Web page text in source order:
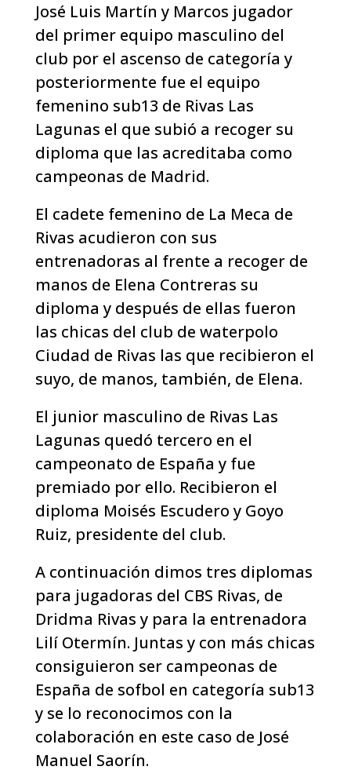
José Luis Martín y Marcos jugador
del primer equipo masculino del
club por el ascenso de categoría y
posteriormente fue el equipo
femenino sub13 de Rivas Las
Lagunas el que subió a recoger su
diploma que las acreditaba como
campeonas de Madrid.
El cadete femenino de La Meca de
Rivas acudieron con sus
entrenadoras al frente a recoger de
manos de Elena Contreras su
diploma y después de ellas fueron
las chicas del club de waterpolo
Ciudad de Rivas las que recibieron el
suyo, de manos, también, de Elena.
El junior masculino de Rivas Las
Lagunas quedó tercero en el
campeonato de España y fue
premiado por ello. Recibieron el
diploma Moisés Escudero y Goyo
Ruiz, presidente del club.
A continuación dimos tres diplomas
para jugadoras del CBS Rivas, de
Dridma Rivas y para la entrenadora
Lilí Otermín. Juntas y con más chicas
consiguieron ser campeonas de
España de sofbol en categoría sub13
y se lo reconocimos con la
colaboración en este caso de José
Manuel Saorín.